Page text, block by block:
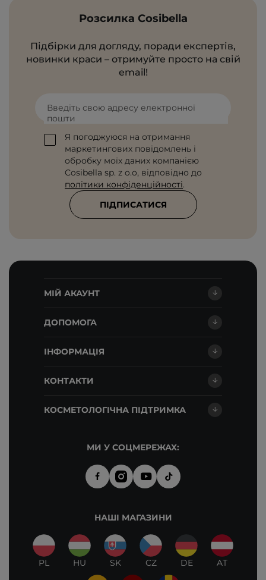
Розсилка Cosibella
Підбірки для догляду, поради експертів,
новинки краси – отримуйте просто на свій
email!
Введіть свою адресу електронної
пошти
Я погоджуюся на отримання
маркетингових повідомлень і
обробку моїх даних компанією
Cosibella sp. z o.o, відповідно до
політики конфіденційності.
ПІДПИСАТИСЯ
МІЙ АКАУНТ
ДОПОМОГА
ІНФОРМАЦІЯ
КОНТАКТИ
КОСМЕТОЛОГІЧНА ПІДТРИМКА
МИ У СОЦМЕРЕЖАХ:
НАШІ МАГАЗИНИ
PL HU SK CZ DE AT